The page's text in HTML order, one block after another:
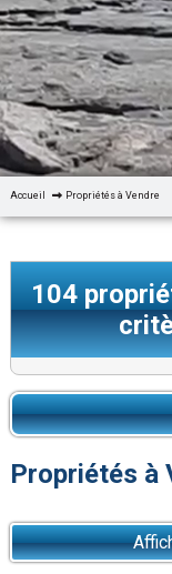
Accueil Propriétés à Vendre
104
Propriétés à